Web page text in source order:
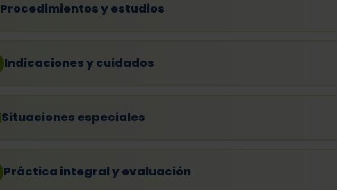
Procedimientos y estudios
Indicaciones y cuidados
Situaciones especiales
Práctica integral y evaluación